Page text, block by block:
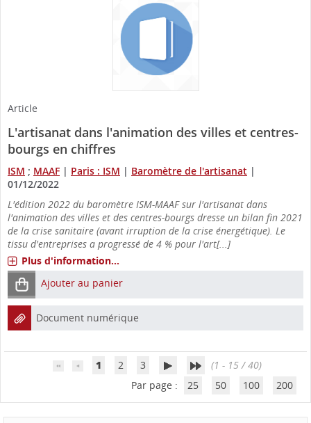
Article
L'artisanat dans l'animation des villes et centres-
bourgs en chiffres
ISM ; MAAF | Paris : ISM | Baromètre de l'artisanat |
01/12/2022
L'édition 2022 du baromètre ISM-MAAF sur l'artisanat dans
l'animation des villes et des centres-bourgs dresse un bilan fin 2021
de la crise sanitaire (avant irruption de la crise énergétique). Le
tissu d'entreprises a progressé de 4 % pour l'art[...]
Plus d'information...
Ajouter au panier
Document numérique
1 2 3
(1 - 15 / 40)
Par page :
25 50 100 200